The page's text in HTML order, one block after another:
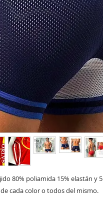
80% poliamida 15% elastán y 5
cada color o todos del mismo.